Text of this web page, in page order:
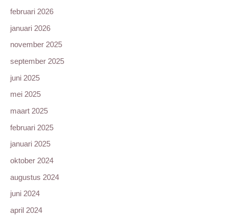
februari 2026
januari 2026
november 2025
september 2025
juni 2025
mei 2025
maart 2025
februari 2025
januari 2025
oktober 2024
augustus 2024
juni 2024
april 2024